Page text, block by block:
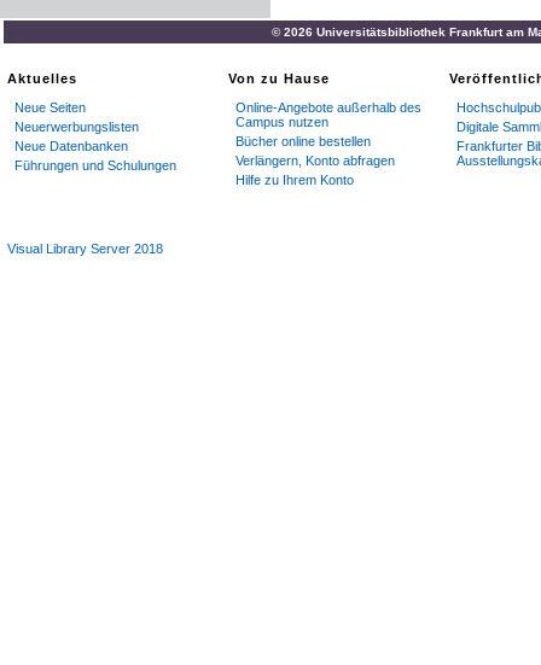
© 2026 Universitätsbibliothek Frankfurt am
Aktuelles
Neue Seiten
Neuerwerbungslisten
Neue Datenbanken
Führungen und Schulungen
Von zu Hause
Online-Angebote außerhalb des
Campus nutzen
Bücher online bestellen
Verlängern, Konto abfragen
Hilfe zu Ihrem Konto
Digitale
Frankfurter
Visual Library Server 2018